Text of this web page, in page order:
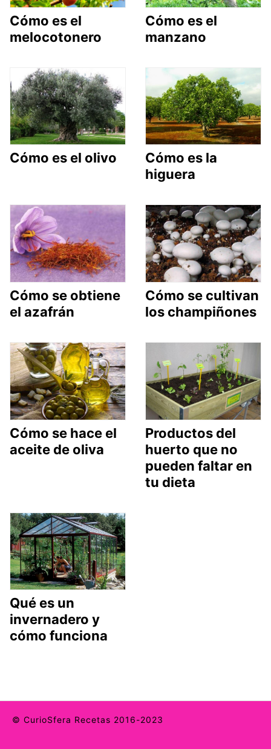
Cómo es el
melocotonero
Cómo es el
manzano
Cómo es el olivo
Cómo es la
higuera
Cómo se obtiene
el azafrán
Cómo se cultivan
los champiñones
Cómo se hace el
aceite de oliva
Productos del
huerto que no
pueden faltar en
tu dieta
Qué es un
invernadero y
cómo funciona
© CurioSfera Recetas 2016-2023